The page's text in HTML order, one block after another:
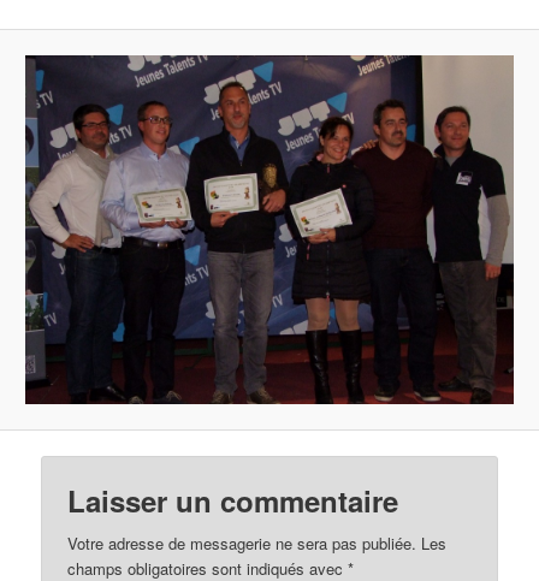
Laisser un commentaire
Votre adresse de messagerie ne sera pas publiée. Les
champs obligatoires sont indiqués avec*